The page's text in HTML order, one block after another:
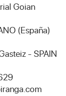
Goian
(España)
- SPAIN